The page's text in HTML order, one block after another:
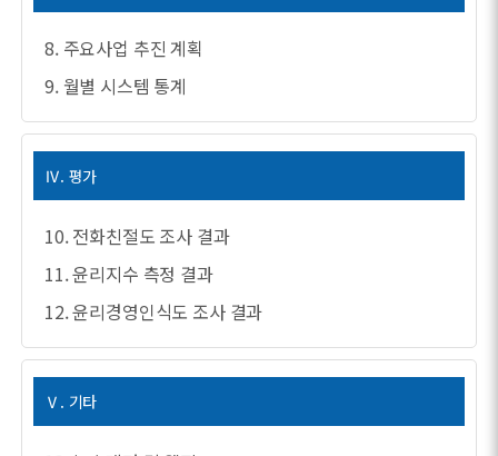
8. 주요사업 추진 계획
9. 월별 시스템 통계
Ⅳ. 평가
10. 전화친절도 조사 결과
11. 윤리지수 측정 결과
12. 윤리경영인식도 조사 결과
Ⅴ. 기타